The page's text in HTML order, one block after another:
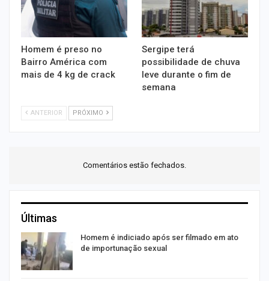
Homem é preso no
Bairro América com
mais de 4 kg de crack
Sergipe terá
possibilidade de chuva
leve durante o fim de
semana
ANTERIOR PRÓXIMO
Comentários estão fechados.
Últimas
Homem é indiciado após ser filmado em ato
de importunação sexual